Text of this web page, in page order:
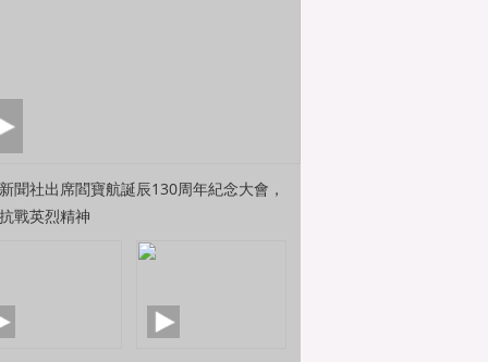
聞社出席閻寶航誕辰130周年紀念大會，
戰英烈精神